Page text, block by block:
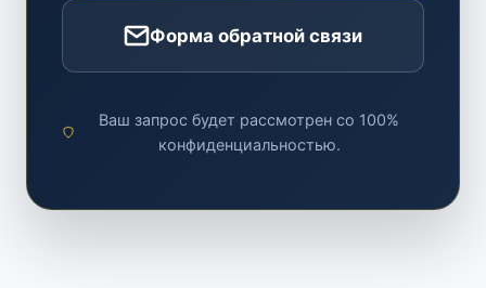
Форма обратной связи
Ваш запрос будет рассмотрен со 100%
конфиденциальностью.